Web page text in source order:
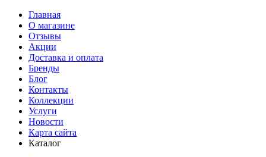
Главная
О магазине
Отзывы
Акции
Доставка и оплата
Бренды
Блог
Контакты
Коллекции
Услуги
Новости
Карта сайта
Каталог